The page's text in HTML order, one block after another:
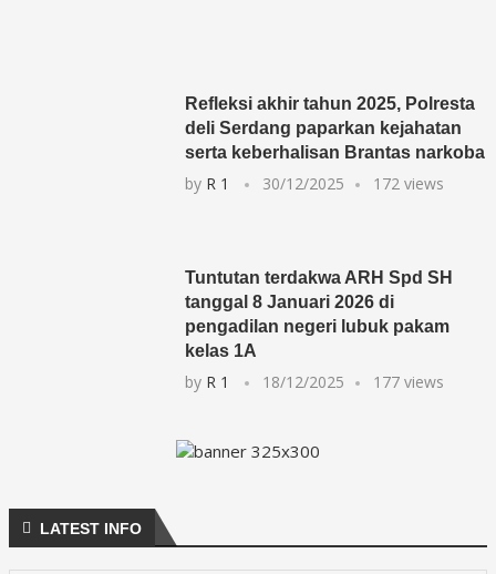
Refleksi akhir tahun 2025, Polresta
deli Serdang paparkan kejahatan
serta keberhalisan Brantas narkoba
by R 1 30/12/2025 172 views
Tuntutan terdakwa ARH Spd SH
tanggal 8 Januari 2026 di
pengadilan negeri lubuk pakam
kelas 1A
by R 1 18/12/2025 177 views
LATEST INFO